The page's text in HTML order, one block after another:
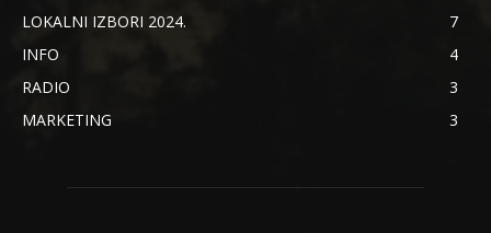
LOKALNI IZBORI 2024.
7
INFO
4
RADIO
3
MARKETING
3